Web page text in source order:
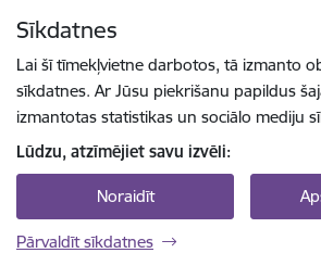
Sīkdatnes
Lai šī tīmekļvietne darbotos, tā izmanto
sīkdatnes. Ar Jūsu piekrišanu papildus
izmantotas statistikas un sociālo mediju
Lūdzu, atzīmējiet savu izvēli:
Noraidīt
Pārvaldīt sīkdatnes